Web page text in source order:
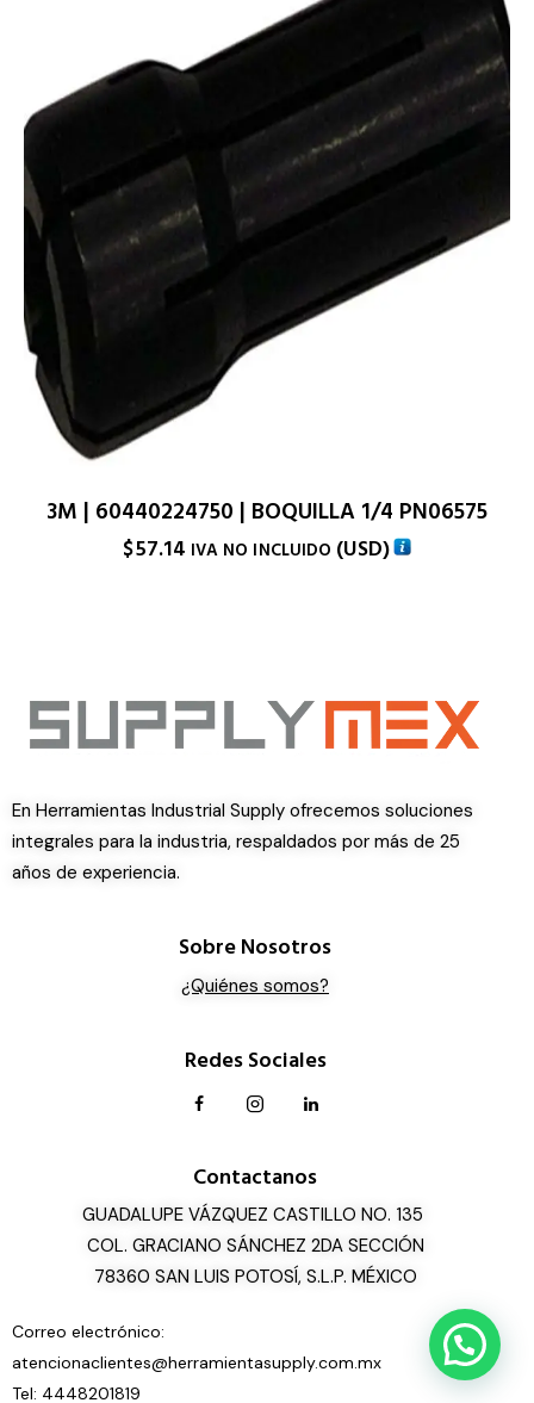
3M | 60440224750 | BOQUILLA 1/4 PN06575
$57.14 IVA NO INCLUIDO (USD)
En Herramientas Industrial Supply ofrecemos soluciones
integrales para la industria, respaldados por más de 25
años de experiencia.
Sobre Nosotros
¿Quiénes somos?
Redes Sociales
Contactanos
GUADALUPE VÁZQUEZ CASTILLO NO. 135
COL. GRACIANO SÁNCHEZ 2DA SECCIÓN
78360 SAN LUIS POTOSÍ, S.L.P. MÉXICO
Correo electrónico:
atencionaclientes@herramientasupply.com.mx
Tel: 4448201819